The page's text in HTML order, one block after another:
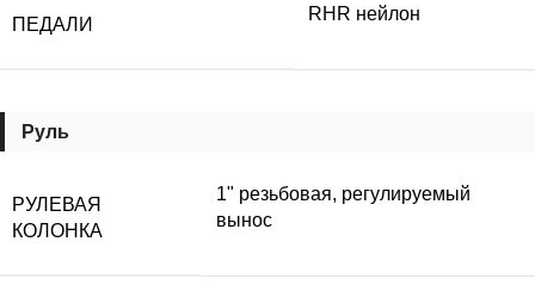
ПЕДАЛИ
RHR нейлон
Руль
РУЛЕВАЯ
КОЛОНКА
1" резьбовая, регулируемый
вынос